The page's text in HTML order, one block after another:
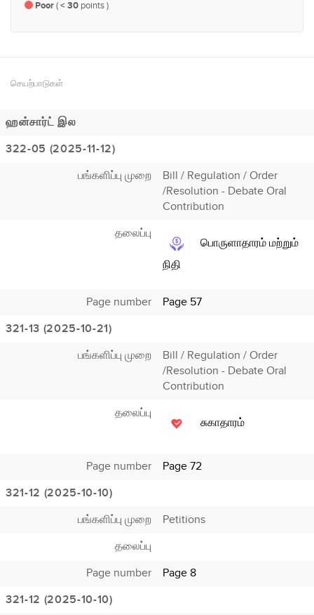
Poor(< 30 points )
செயற்பாடுகள்
ஹன்சார்ட் இல
322-05 (2025-11-12)
பங்களிப்பு முறை
Bill / Regulation / Order
/Resolution - Debate Oral
Contribution
தலைப்பு
பொருளாதாரம் மற்றும்
நிதி
Page number
Page 57
321-13 (2025-10-21)
பங்களிப்பு முறை
Bill / Regulation / Order
/Resolution - Debate Oral
Contribution
தலைப்பு
சுகாதாரம்
Page number
Page 72
321-12 (2025-10-10)
பங்களிப்பு முறை
Petitions
தலைப்பு
Page number
Page 8
321-12 (2025-10-10)